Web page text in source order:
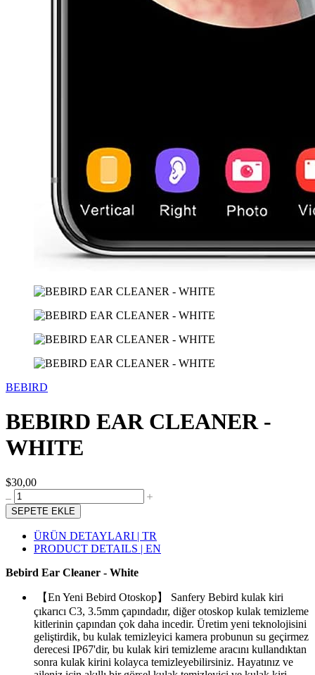
BEBIRD
BEBIRD EAR CLEANER -
WHITE
$30,00
SEPETE EKLE
ÜRÜN DETAYLARI | TR
PRODUCT DETAILS | EN
Bebird Ear Cleaner - White
【En Yeni Bebird Otoskop】 Sanfery Bebird kulak kiri
çıkarıcı C3, 3.5mm çapındadır, diğer otoskop kulak temizleme
kitlerinin çapından çok daha incedir. Üretim yeni teknolojisini
geliştirdik, bu kulak temizleyici kamera probunun su geçirmez
derecesi IP67'dir, bu kulak kiri temizleme aracını kullandıktan
sonra kulak kirini kolayca temizleyebilirsiniz. Hayatınız ve